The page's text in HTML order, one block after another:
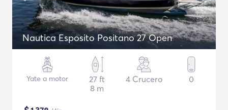
Nautica Esposito Positano 27 Open
Yate a motor
27 ft
8 m
4 Crucero 0